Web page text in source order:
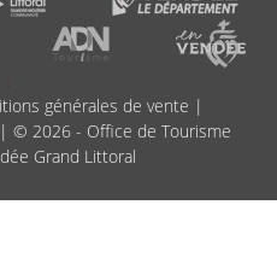
générales de vente |
| © 2026 - Office de Tourisme
Grand Littoral